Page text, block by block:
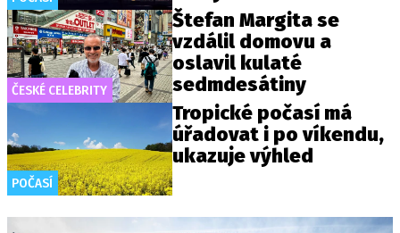
ČESKÉ CELEBRITY
Štefan Margita se
vzdálil domovu a
oslavil kulaté
sedmdesátiny
POČASÍ
Tropické počasí má
úřadovat i po víkendu,
ukazuje výhled